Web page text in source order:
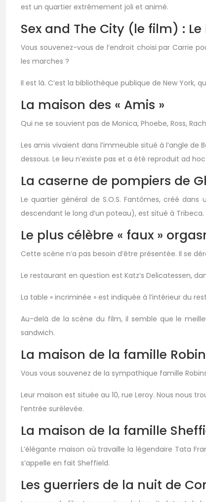
est un quartier extrêmement joli et animé.
Sex and The City (le film) :
Vous souvenez-vous de l’endroit choisi par Carrie
les marches ?
Il est là. C’est la bibliothèque publique de New York,
La maison des « Amis »
Qui ne se souvient pas de Monica, Phoebe, Ross,
Les amis vivaient dans l’immeuble situé à l’angle de
dessous. Le lieu n’existe pas et a été reproduit ad
La caserne de pompiers de
Le quartier général de S.O.S. Fantômes, créé
descendant le long d’un poteau), est situé à Tribeca.
Le plus célèbre « faux »
Cette scène n’a pas besoin d’être présentée. Il se
Le restaurant en question est Katz’s Delicatessen,
La table « incriminée » est indiquée à l’intérieur du
Au-delà de la scène du film, il semble que le
sandwich.
La maison de la famille
Vous vous souvenez de la sympathique famille
Leur maison est située au 10, rue Leroy. Nous nous
l’entrée surélevée.
La maison de la famille
L’élégante maison où travaille la légendaire Tata
s’appelle en fait Sheffield.
Les guerriers de la nuit de